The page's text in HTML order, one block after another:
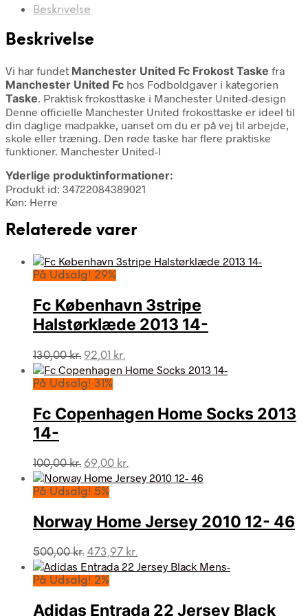
Beskrivelse
Beskrivelse
Vi har fundet Manchester United Fc Frokost Taske fra
Manchester United Fc hos Fodboldgaver i kategorien
Taske. Praktisk frokosttaske i Manchester United-design
Denne officielle Manchester United frokosttaske er ideel til
din daglige madpakke, uanset om du er på vej til arbejde,
skole eller træning. Den røde taske har flere praktiske
funktioner. Manchester United-l
Yderlige produktinformationer:
Produkt id: 34722084389021
Køn: Herre
Relaterede varer
På Udsalg! 29%
Fc København 3stripe
Halstørklæde 2013 14-
130,00kr. Den
oprindelige
pris
130,00 kr..
92,01 kr.
aktuelle
92,01 kr..
På Udsalg! 31%
Fc Copenhagen Home Socks 2013
14-
100,00kr. Den
oprindelige
pris
100,00 kr..
69,00 kr.
aktuelle
69,00 kr..
På Udsalg! 5%
Norway Home Jersey 2010 12- 46
500,00kr. Den
oprindelige
pris
500,00 kr..
473,97 kr.
aktuelle
473,97 kr..
På Udsalg! 2%
Adidas Entrada 22 Jersey Black